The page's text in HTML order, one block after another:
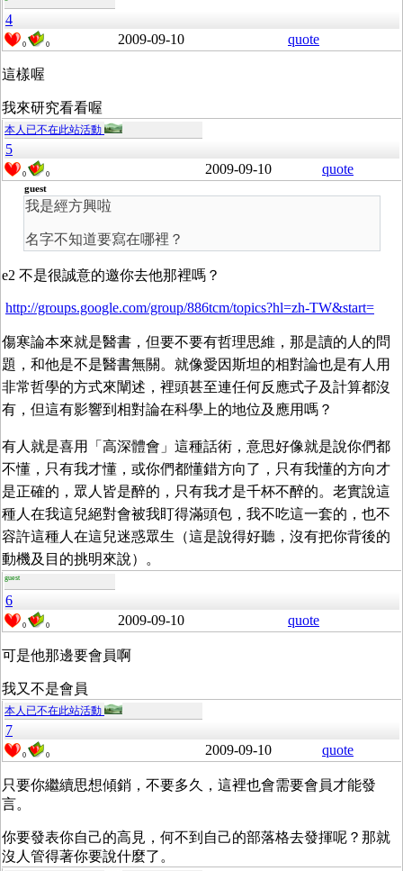
4
0 0 2009-09-10 quote
這樣喔
我來研究看看喔
本人已不在此站活動
5
0 0 2009-09-10 quote
guest
我是經方興啦
名字不知道要寫在哪裡？
e2 不是很誠意的邀你去他那裡嗎？
http://groups.google.com/group/886tcm/topics?hl=zh-TW&start=
傷寒論本來就是醫書，但要不要有哲理思維，那是讀的人的問
題，和他是不是醫書無關。就像愛因斯坦的相對論也是有人用
非常哲學的方式來闡述，裡頭甚至連任何反應式子及計算都沒
有，但這有影響到相對論在科學上的地位及應用嗎？
有人就是喜用「高深體會」這種話術，意思好像就是說你們都
不懂，只有我才懂，或你們都懂錯方向了，只有我懂的方向才
是正確的，眾人皆是醉的，只有我才是千杯不醉的。老實說這
種人在我這兒絕對會被我盯得滿頭包，我不吃這一套的，也不
容許這種人在這兒迷惑眾生（這是說得好聽，沒有把你背後的
動機及目的挑明來說）。
guest
6
0 0 2009-09-10 quote
可是他那邊要會員啊
我又不是會員
本人已不在此站活動
7
0 0 2009-09-10 quote
只要你繼續思想傾銷，不要多久，這裡也會需要會員才能發
言。
你要發表你自己的高見，何不到自己的部落格去發揮呢？那就
沒人管得著你要說什麼了。